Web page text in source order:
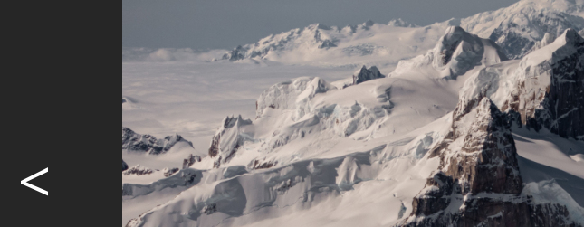
«dass du es gewagt hast, den
herzlich willkommen. Was
unmittelbar nach Hählens
Weil Bilder mehr sagen als 1000
Nebel ragende, imposante
wer diesen Berg kenne, weckte
Schweigen im Saal, obwohl
Bergführer dieser
<